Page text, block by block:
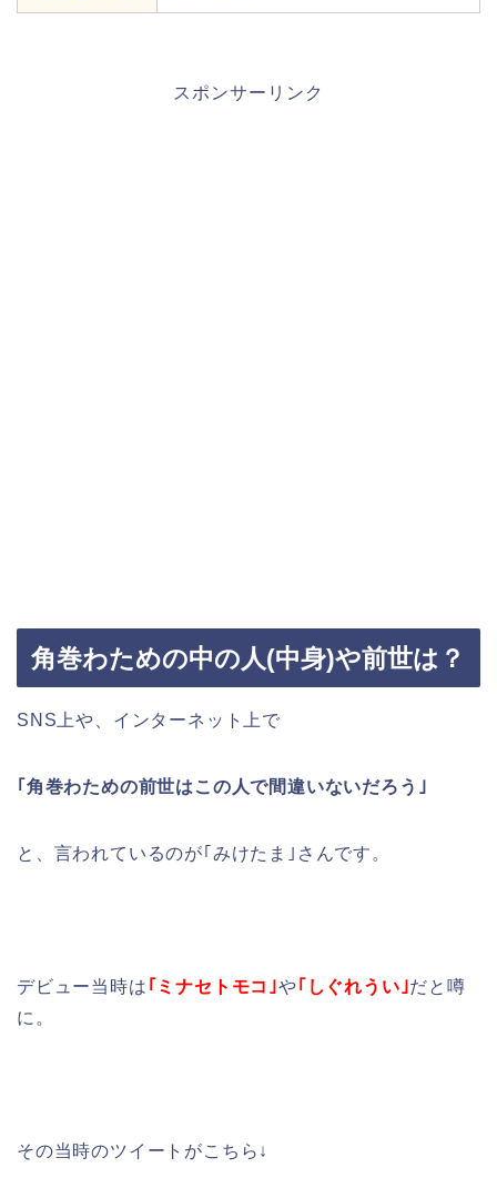
スポンサーリンク
角巻わための中の人(中身)や前世は？
SNS上や、インターネット上で
｢角巻わための前世はこの人で間違いないだろう｣
と、言われているのが｢ みけたま ｣さんです。
デビュー当時は ｢ミナセトモコ｣や｢しぐれうい｣だと噂
に。
その当時のツイートがこちら↓